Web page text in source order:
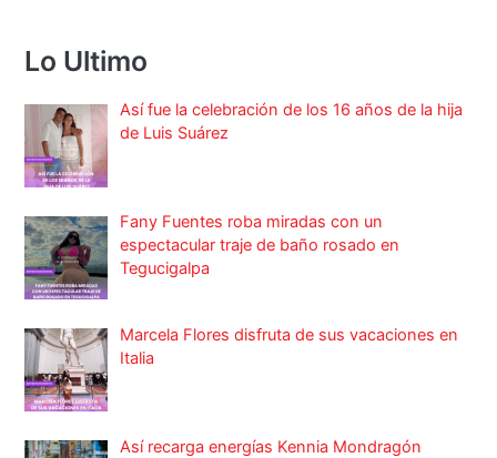
Lo Ultimo
Así fue la celebración de los 16 años de la hija
de Luis Suárez
Fany Fuentes roba miradas con un
espectacular traje de baño rosado en
Tegucigalpa
Marcela Flores disfruta de sus vacaciones en
Italia
Así recarga energías Kennia Mondragón